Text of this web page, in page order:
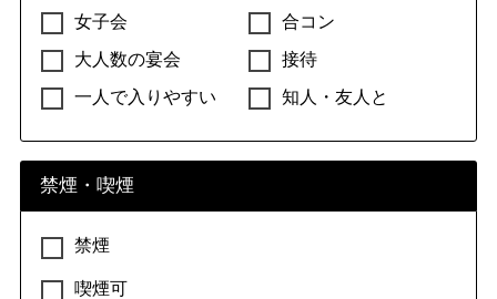
女子会
合コン
大人数の宴会
接待
一人で入りやすい
知人・友人と
禁煙・喫煙
禁煙
喫煙可